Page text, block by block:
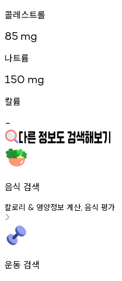
콜레스트롤
85 mg
나트륨
150 mg
칼륨
-
음식 검색
칼로리 & 영양정보 계산, 음식 평가
운동 검색